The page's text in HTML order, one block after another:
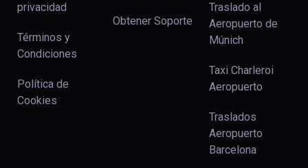
privacidad
Términos y
Condiciones
Política de
Cookies
Obtener Soporte
Traslado al
Aeropuerto de
Múnich
Taxi Charleroi
Aeropuerto
Traslados
Aeropuerto
Barcelona